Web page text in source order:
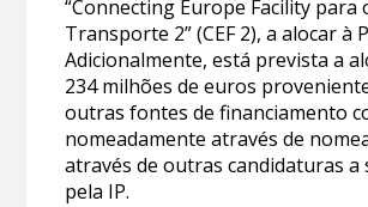
“Connecting Europe Facility para
Transporte 2” (CEF 2), a alocar à
Adicionalmente, está prevista a
234 milhões de euros
outras fontes de financiamento
nomeadamente através de
através de outras candidaturas a
pela IP.